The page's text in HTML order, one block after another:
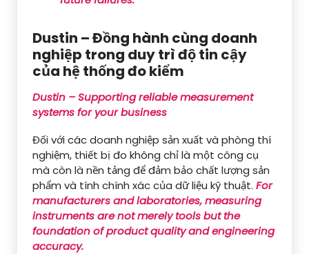
Dustin – Đồng hành cùng doanh
nghiệp trong duy trì độ tin cậy
của hệ thống đo kiểm
Dustin – Supporting reliable measurement
systems for your business
Đối với các doanh nghiệp sản xuất và phòng thí
nghiệm, thiết bị đo không chỉ là một công cụ
mà còn là nền tảng để đảm bảo chất lượng sản
phẩm và tính chính xác của dữ liệu kỹ thuật. For
manufacturers and laboratories, measuring
instruments are not merely tools but the
foundation of product quality and engineering
accuracy.